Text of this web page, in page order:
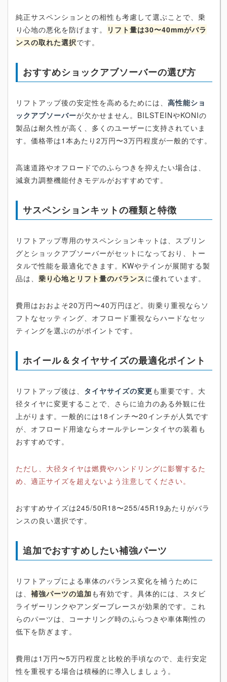
純正サスペンションとの相性も考慮して選ぶことで、乗
り心地の悪化を防げます。
リフト量は30〜40mmがバラ
ンスの取れた選択です。
おすすめショックアブソーバーの選び方
リフトアップ後の安定性を高めるためには、 高性能ショ
ックアブソーバーが欠かせません。BILSTEINやKONIの
製品は耐久性が高く、多くのユーザーに支持されていま
す。価格帯は1本あたり2万円〜3万円程度が一般的です。
高速道路やオフロードでのふらつきを抑えたい場合は、
減衰力調整機能付きモデルがおすすめです。
サスペンションキットの種類と特徴
リフトアップ専用のサスペンションキットは、スプリン
グとショックアブソーバーがセットになっており、トー
タルで性能を最適化できます。KWやテインが展開する製
品は、 乗り心地とリフト量のバランスに優れています。
費用はおおよそ20万円〜40万円ほど。街乗り重視ならソ
フトなセッティング、オフロード重視ならハードなセッ
ティングを選ぶのがポイントです。
ホイール＆タイヤサイズの最適化ポイント
リフトアップ後は、 タイヤサイズの変更も重要です。大
径タイヤに変更することで、さらに迫力のある外観に仕
上がります。一般的には18インチ〜20インチが人気です
が、オフロード用途ならオールテレーンタイヤの装着も
おすすめです。
ただし、大径タイヤは燃費やハンドリングに影響するた
め、適正サイズを超えないよう注意してください。
おすすめサイズは245/50R18〜255/45R19あたりがバラ
ンスの良い選択です。
追加でおすすめしたい補強パーツ
リフトアップによる車体のバランス変化を補うために
は、 補強パーツの追加 も有効です。具体的には、スタビ
ライザーリンクやアンダーブレースが効果的です。これ
らのパーツは、コーナリング時のふらつきや車体剛性の
低下を防ぎます。
費用は1万円〜5万円程度と比較的手頃なので、走行安定
性を重視する場合は積極的に導入しましょう。